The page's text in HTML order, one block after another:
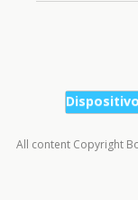
All content Copyright